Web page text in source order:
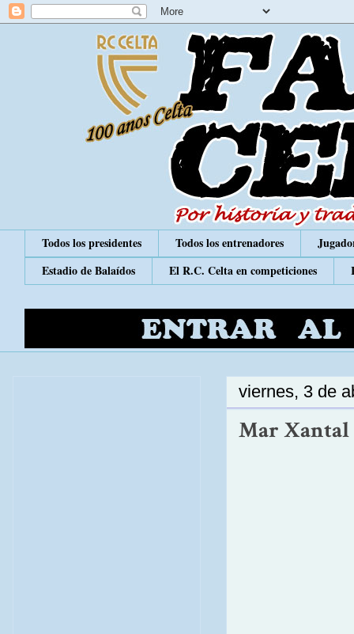
Todos los presidentes Todos los entrenadores
Estadio de Balaídos
El R.C. Celta en competiciones
viernes, 3 de
Mar Xantal